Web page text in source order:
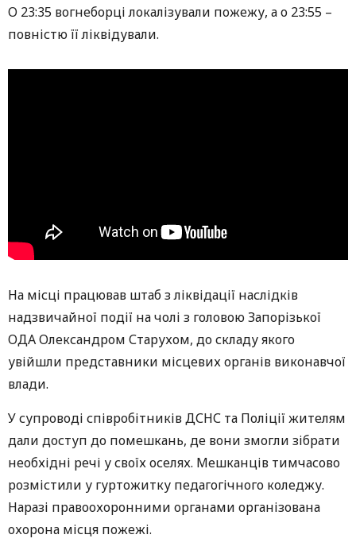
О 23:35 вогнеборці локалізували пожежу, а о 23:55 –
повністю її ліквідували.
На місці працював штаб з ліквідації наслідків
надзвичайної події на чолі з головою Запорізької
ОДА Олександром Старухом, до складу якого
увійшли представники місцевих органів виконавчої
влади.
У супроводі співробітників ДСНС та Поліції жителям
дали доступ до помешкань, де вони змогли зібрати
необхідні речі у своїх оселях. Мешканців тимчасово
розмістили у гуртожитку педагогічного коледжу.
Наразі правоохоронними органами організована
охорона місця пожежі.